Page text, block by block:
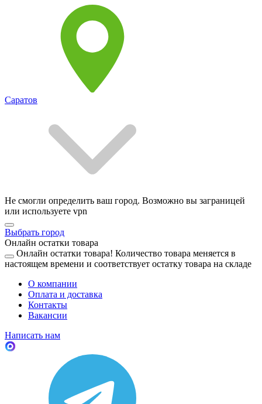
Саратов
Не смогли определить ваш город. Возможно вы заграницей
или используете vpn
Выбрать город
Онлайн остатки товара
Онлайн остатки товара! Количество товара меняется в
настоящем времени и соответствует остатку товара на складе
О компании
Оплата и доставка
Контакты
Вакансии
Написать нам